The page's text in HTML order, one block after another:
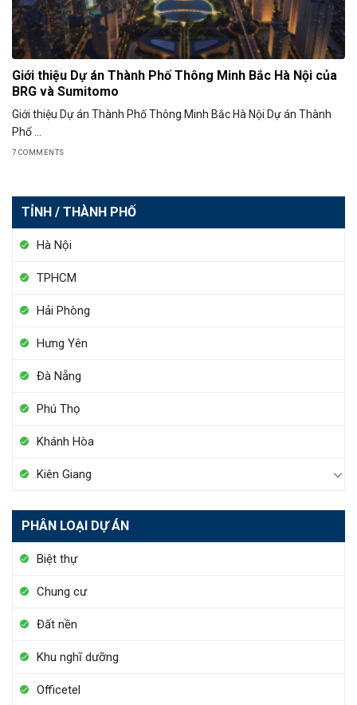
TỈNH / THÀNH PHỐ
Hà Nội
TPHCM
Hải Phòng
Hưng Yên
Đà Nẵng
Phú Thọ
Khánh Hòa
Kiên Giang
PHÂN LOẠI DỰ ÁN
Biệt thự
Chung cư
Đất nền
Khu nghĩ dưỡng
Officetel
Giới thiệu Dự án Thành Phố Thông Minh Bắc Hà Nội của
BRG và Sumitomo
Giới thiệu Dự án Thành Phố Thông Minh Bắc Hà Nội Dự án Thành
Phố ...
7 COMMENTS